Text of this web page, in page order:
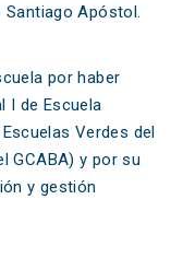
Apóstol.
por haber
I de Escuela
Verdes del
GCABA) y por su
y gestión